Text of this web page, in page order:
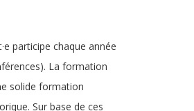
participe chaque année
La formation
solide formation
Sur base de ces